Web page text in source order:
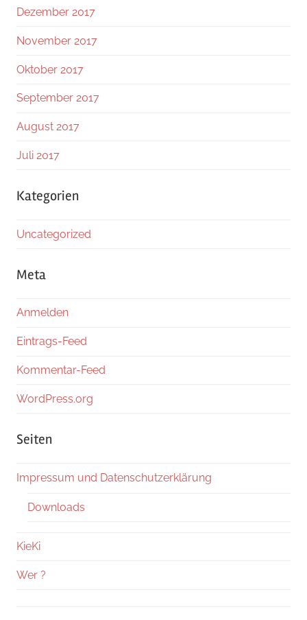
Dezember 2017
November 2017
Oktober 2017
September 2017
August 2017
Juli 2017
Kategorien
Uncategorized
Meta
Anmelden
Eintrags-Feed
Kommentar-Feed
WordPress.org
Seiten
Impressum und Datenschutzerklärung
Downloads
KieKi
Wer ?